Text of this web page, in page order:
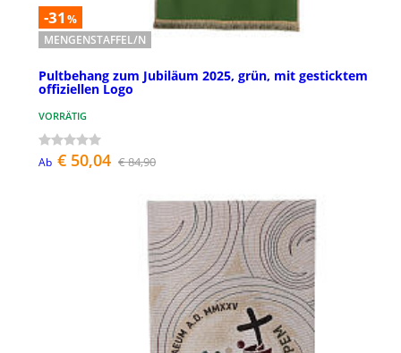
-31 %
MENGENSTAFFEL/N
Pultbehang zum Jubiläum 2025, grün, mit gesticktem
offiziellen Logo
VORRÄTIG
Ab € 50,04 € 84,90